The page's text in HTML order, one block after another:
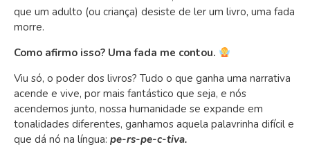
que um adulto (ou criança) desiste de ler um livro, uma fada
morre.
Como afirmo isso? Uma fada me contou.
Viu só, o poder dos livros? Tudo o que ganha uma narrativa
acende e vive, por mais fantástico que seja, e nós
acendemos junto, nossa humanidade se expande em
tonalidades diferentes, ganhamos aquela palavrinha difícil e
que dá nó na língua: pe-rs-pe-c-tiva.